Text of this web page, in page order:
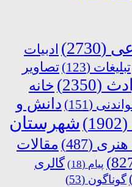
(2730)
ادبیات
تبلیغات (123)
تصاویر
(2350)
خانه
(151)
دانش و
(1902)
شهرستان
هنری (487)
مقالات
پیام (18)
گالری
گوناگون (53)